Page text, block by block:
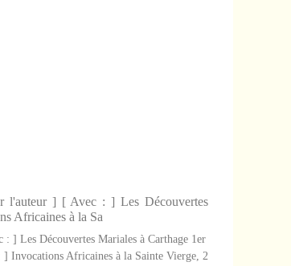
l'auteur ] [ Avec : ] Les Découvertes
Africaines à la Sa
] Les Découvertes Mariales à Carthage 1er
Invocations Africaines à la Sainte Vierge, 2